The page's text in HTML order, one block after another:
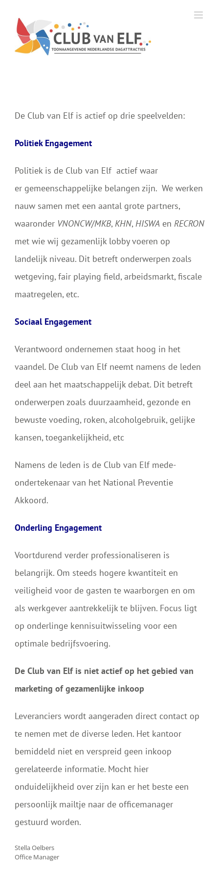
inhoud
De Club van Elf is actief op drie speelvelden:
Politiek Engagement
Politiek is de Club van Elf actief waar
er gemeenschappelijke belangen zijn. We werken
nauw samen met een aantal grote partners,
waaronder VNONCW/MKB, KHN, HISWA en RECRON
met wie wij gezamenlijk lobby voeren op
landelijk niveau. Dit betreft onderwerpen zoals
wetgeving, fair playing field, arbeidsmarkt, fiscale
maatregelen, etc.
Sociaal Engagement
Verantwoord ondernemen staat hoog in het
vaandel. De Club van Elf neemt namens de leden
deel aan het maatschappelijk debat. Dit betreft
onderwerpen zoals duurzaamheid, gezonde en
bewuste voeding, roken, alcoholgebruik, gelijke
kansen, toegankelijkheid, etc
Namens de leden is de Club van Elf mede-
ondertekenaar van het National Preventie
Akkoord.
Onderling Engagement
Voortdurend verder professionaliseren is
belangrijk. Om steeds hogere kwantiteit en
veiligheid voor de gasten te waarborgen en om
als werkgever aantrekkelijk te blijven. Focus ligt
op onderlinge kennisuitwisseling voor een
optimale bedrijfsvoering.
De Club van Elf is niet actief op het gebied van
marketing of gezamenlijke inkoop
Leveranciers wordt aangeraden direct contact op
te nemen met de diverse leden. Het kantoor
bemiddeld niet en verspreid geen inkoop
gerelateerde informatie. Mocht hier
onduidelijkheid over zijn kan er het beste een
persoonlijk mailtje naar de officemanager
gestuurd worden.
Stella Oelbers
Office Manager